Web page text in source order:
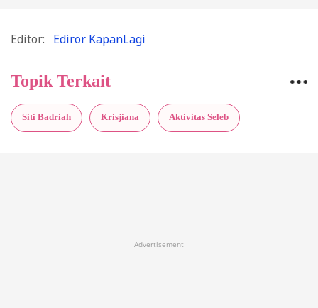
Editor: Ediror KapanLagi
Topik Terkait
Siti Badriah Krisjiana Aktivitas Seleb
Advertisement